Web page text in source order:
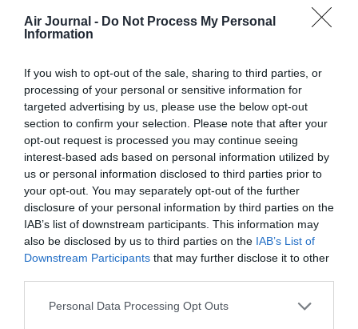
Air Journal - Do Not Process My Personal
Information
If you wish to opt-out of the sale, sharing to third parties, or
processing of your personal or sensitive information for
targeted advertising by us, please use the below opt-out
section to confirm your selection. Please note that after your
opt-out request is processed you may continue seeing
interest-based ads based on personal information utilized by
us or personal information disclosed to third parties prior to
your opt-out. You may separately opt-out of the further
disclosure of your personal information by third parties on the
IAB’s list of downstream participants. This information may
also be disclosed by us to third parties on the IAB’s List of
Downstream Participants that may further disclose it to other
Personal Data Processing Opt Outs
….)
@jpa commenté :
25 juillet 2023 - 8 h 02
min
« il y a plus de cadres que de non cadres à la
Où avez vous vu jouer cela?
Vous ne vous sentez pas un tantinet ridicule à
affirmer de telles sottises?
Et si vous êtes certain de ce que vous avez écrit,
alors prouvez le: sortez les derniers chiffres par
catégories des personnels de la SNCF.
A défaut, on sera en droit de considérer votre